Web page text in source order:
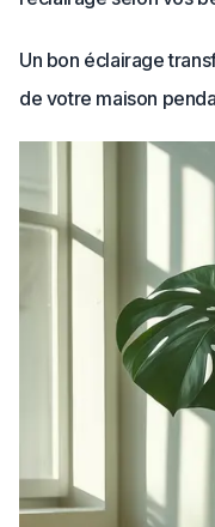
Un bon éclairage
de votre maison